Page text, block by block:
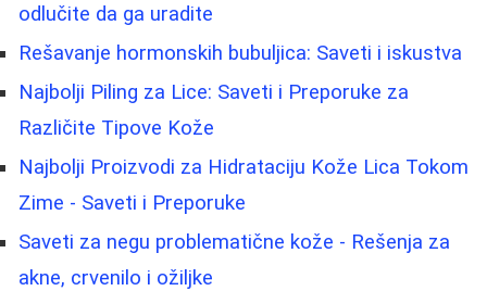
odlučite da ga uradite
Rešavanje hormonskih bubuljica: Saveti i iskustva
Najbolji Piling za Lice: Saveti i Preporuke za
Različite Tipove Kože
Najbolji Proizvodi za Hidrataciju Kože Lica Tokom
Zime - Saveti i Preporuke
Saveti za negu problematične kože - Rešenja za
akne, crvenilo i ožiljke